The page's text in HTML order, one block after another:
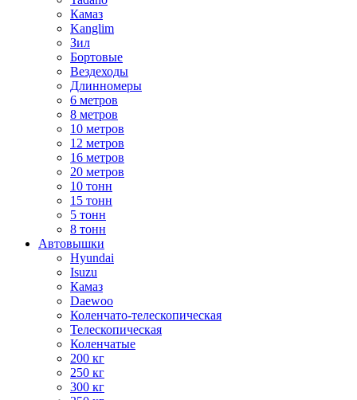
Камаз
Kanglim
Зил
Бортовые
Вездеходы
Длинномеры
6 метров
8 метров
10 метров
12 метров
16 метров
20 метров
10 тонн
15 тонн
5 тонн
8 тонн
Автовышки
Hyundai
Isuzu
Камаз
Daewoo
Коленчато-телескопическая
Телескопическая
Коленчатые
200 кг
250 кг
300 кг